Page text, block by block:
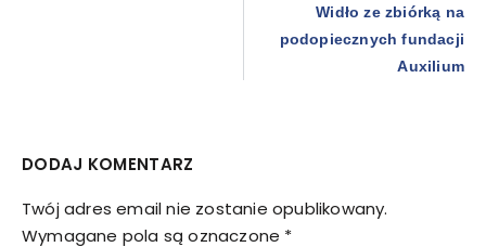
Widło ze zbiórką na
podopiecznych fundacji
Auxilium
DODAJ KOMENTARZ
Twój adres email nie zostanie opublikowany.
Wymagane pola są oznaczone *